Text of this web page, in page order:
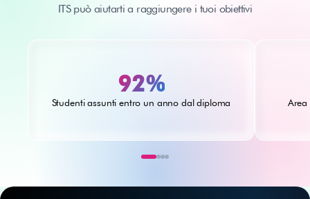
ITS può aiutarti a raggiungere i tuoi obiettivi
92%
Studenti assunti entro un anno dal diploma Area